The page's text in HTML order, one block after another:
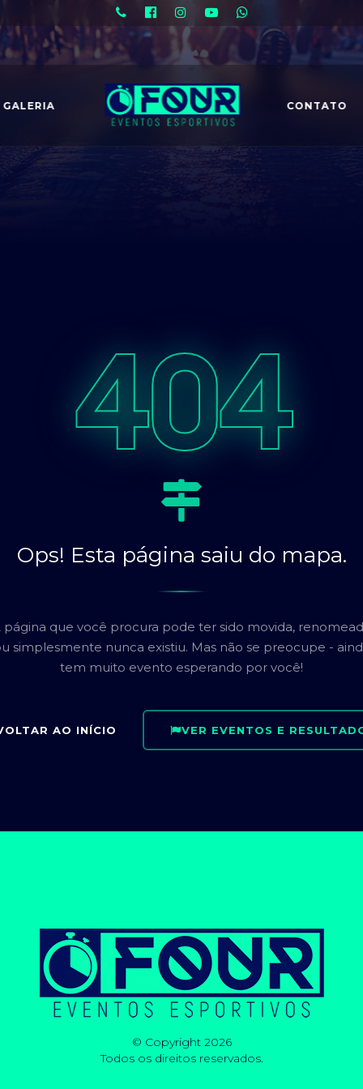
GALERIA CONTATO
404
Ops! Esta página saiu do mapa.
página que você procura pode ter sido movida,
simplesmente nunca existiu. Mas não se preocupe -
tem muito evento esperando por você!
AO INÍCIO VER EVENTOS E
© Copyright 2026
Todos os direitos reservados.